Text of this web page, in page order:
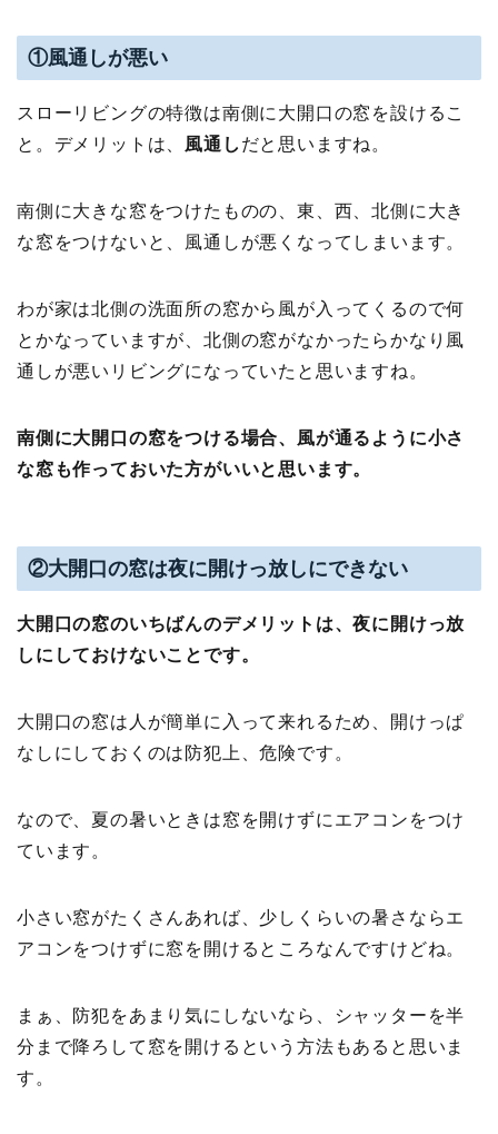
①風通しが悪い
スローリビングの特徴は南側に大開口の窓を設けるこ
と。デメリットは、 風通し だと思いますね。
南側に大きな窓をつけたものの、東、西、北側に大き
な窓をつけないと、風通しが悪くなってしまいます。
わが家は北側の洗面所の窓から風が入ってくるので何
とかなっていますが、北側の窓がなかったらかなり風
通しが悪いリビングになっていたと思いますね。
南側に大開口の窓をつける場合、風が通るように小さ
な窓も作っておいた方がいいと思います。
②大開口の窓は夜に開けっ放しにできない
大開口の窓のいちばんのデメリットは、夜に開けっ放
しにしておけないことです。
大開口の窓は人が簡単に入って来れるため、開けっぱ
なしにしておくのは防犯上、危険です。
なので、夏の暑いときは窓を開けずにエアコンをつけ
ています。
小さい窓がたくさんあれば、少しくらいの暑さならエ
アコンをつけずに窓を開けるところなんですけどね。
まぁ、防犯をあまり気にしないなら、シャッターを半
分まで降ろして窓を開けるという方法もあると思いま
す。